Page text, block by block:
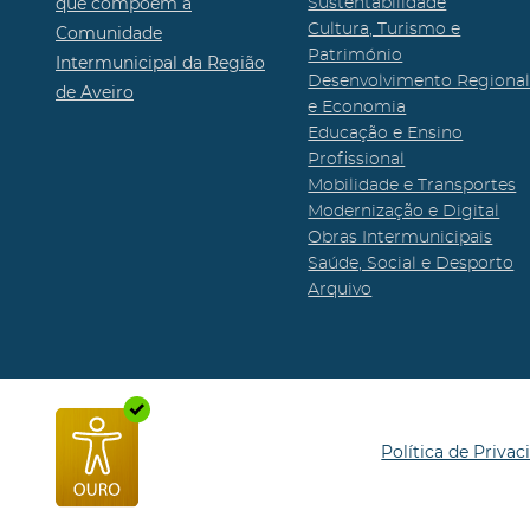
Comunidade
Intermunicipal da Região
de Aveiro
Cultura, Turismo e
Património
Desenvolvimento Regional
e Economia
Educação e Ensino
Profissional
Mobilidade e Transportes
Modernização e Digital
Obras Intermunicipais
Saúde, Social e Desporto
Arquivo
Política de